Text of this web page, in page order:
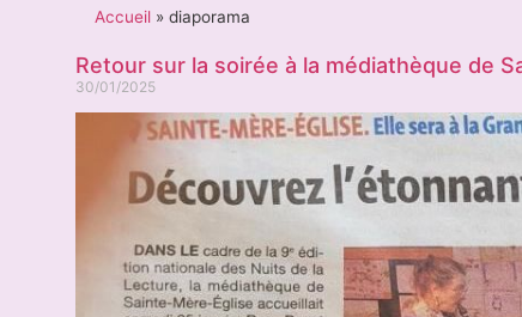
Accueil »diaporama
Retour sur la soirée à la médiathèque de
30/01/2025